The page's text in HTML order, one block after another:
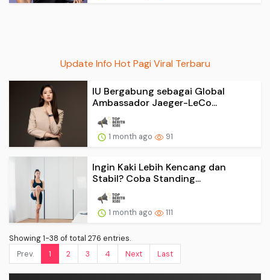
Update Info Hot Pagi Viral Terbaru
IU Bergabung sebagai Global
Ambassador Jaeger-LeCo...
1 month ago 91
Ingin Kaki Lebih Kencang dan
Stabil? Coba Standing...
1 month ago 111
Showing 1-38 of total 276 entries.
Prev.
1 2 3 4 Next Last